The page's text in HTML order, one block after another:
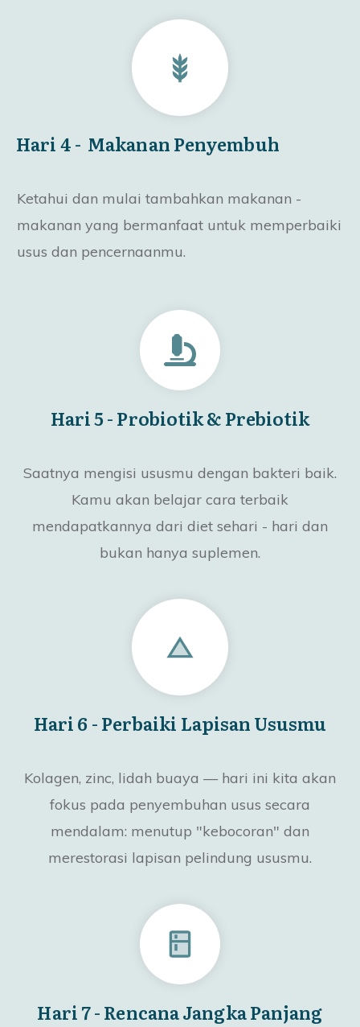
Hari 4 - Makanan Penyembuh
Ketahui dan mulai tambahkan makanan -
makanan yang bermanfaat untuk memperbaiki
usus dan pencernaanmu.
Hari 5 - Probiotik & Prebiotik
Saatnya mengisi ususmu dengan bakteri baik.
Kamu akan belajar cara terbaik
mendapatkannya dari diet sehari - hari dan
bukan hanya suplemen.
Hari 6 - Perbaiki Lapisan Ususmu
Kolagen, zinc, lidah buaya — hari ini kita akan
fokus pada penyembuhan usus secara
mendalam: menutup "kebocoran" dan
merestorasi lapisan pelindung ususmu.
Hari 7 - Rencana Jangka Panjang